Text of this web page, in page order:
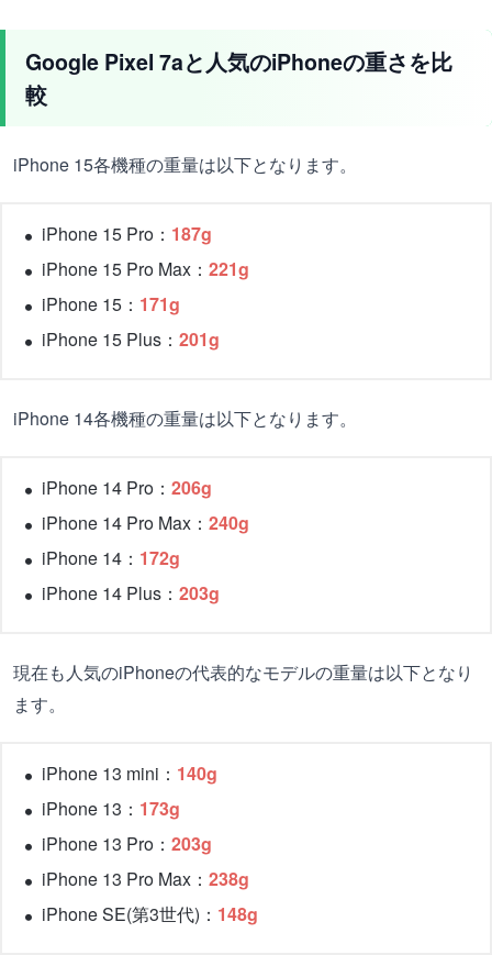
Google Pixel 7aと人気のiPhoneの重さを比
較
iPhone 15各機種の重量は以下となります。
iPhone 15 Pro： 187g
iPhone 15 Pro Max： 221g
iPhone 15： 171g
iPhone 15 Plus： 201g
iPhone 14各機種の重量は以下となります。
iPhone 14 Pro： 206g
iPhone 14 Pro Max： 240g
iPhone 14： 172g
iPhone 14 Plus： 203g
現在も人気のiPhoneの代表的なモデルの重量は以下となり
ます。
iPhone 13 mini： 140g
iPhone 13： 173g
iPhone 13 Pro： 203g
iPhone 13 Pro Max： 238g
iPhone SE(第3世代)： 148g